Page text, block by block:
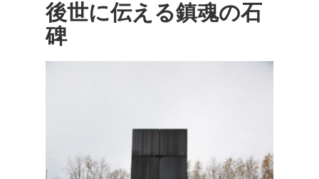
後世に伝える鎮魂の石
碑